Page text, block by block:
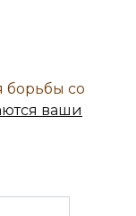
борьбы со
ваши